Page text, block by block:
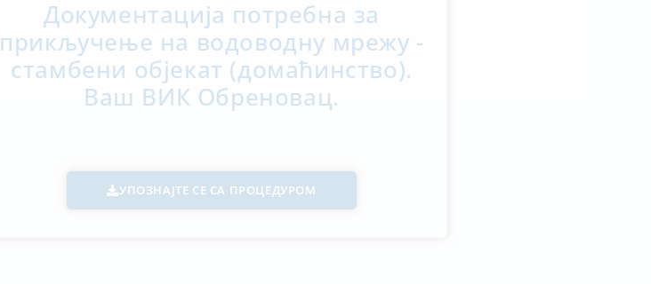
Документација потребна за
прикључење на водоводну мрежу -
стамбени објекат (домаћинство).
Ваш ВИК Обреновац.
УПОЗНАЈТЕ СЕ СА ПРОЦЕДУРОМ